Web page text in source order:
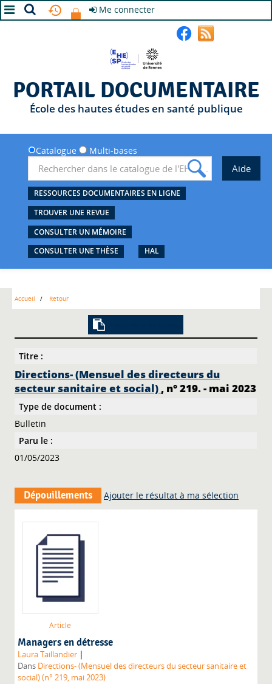
Me connecter
PORTAIL DOCUMENTAIRE
École des hautes études en santé publique
Catalogue Multi-bases
RESSOURCES DOCUMENTAIRES EN LIGNE
TROUVER UNE REVUE
CONSULTER UN MÉMOIRE
CONSULTER UNE THÈSE
HAL
Accueil Retour
Titre :
Directions- (Mensuel des directeurs du
secteur sanitaire et social)
, n° 219. - mai 2023
Type de document :
Bulletin
Paru le :
01/05/2023
Dépouillements Ajouter le résultat à ma sélection
Article
Managers en détresse
Laura Taillandier |
Dans Directions- (Mensuel des directeurs du secteur sanitaire et
social) (n° 219, mai 2023)